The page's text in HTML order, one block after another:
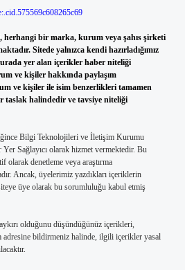
herhangi bir marka, kurum veya şahıs şirketi
Sitede yalnızca kendi hazırladığımız
yer alan içerikler haber niteliği
ve kişiler hakkında paylaşım
ve kişiler ile isim benzerlikleri tamamen
taslak halindedir ve tavsiye niteliği
Bilgi Teknolojileri ve İletişim Kurumu
Sağlayıcı olarak hizmet vermektedir. Bu
olarak denetleme veya araştırma
Ancak, üyelerimiz yazdıkları içeriklerin
üye olarak bu sorumluluğu kabul etmiş
olduğunu düşündüğünüz içerikleri,
adresine bildirmeniz halinde, ilgili içerikler yasal